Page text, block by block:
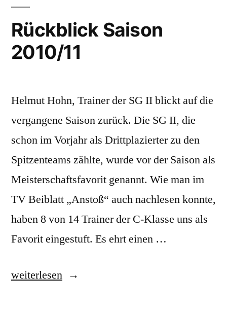
Maci
Rückblick Saison
2010/11
Helmut Hohn, Trainer der SG II blickt auf die
vergangene Saison zurück. Die SG II, die
schon im Vorjahr als Drittplazierter zu den
Spitzenteams zählte, wurde vor der Saison als
Meisterschaftsfavorit genannt. Wie man im
TV Beiblatt „Anstoß“ auch nachlesen konnte,
haben 8 von 14 Trainer der C-Klasse uns als
Favorit eingestuft. Es ehrt einen …
„Rückblick
weiterlesen